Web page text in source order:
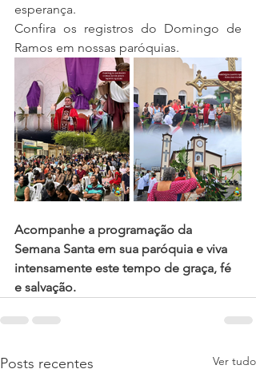
esperança.
Confira os registros do Domingo de
Ramos em nossas paróquias.
Acompanhe a programação da
Semana Santa em sua paróquia e viva
intensamente este tempo de graça, fé
e salvação.
Posts recentes Ver tudo